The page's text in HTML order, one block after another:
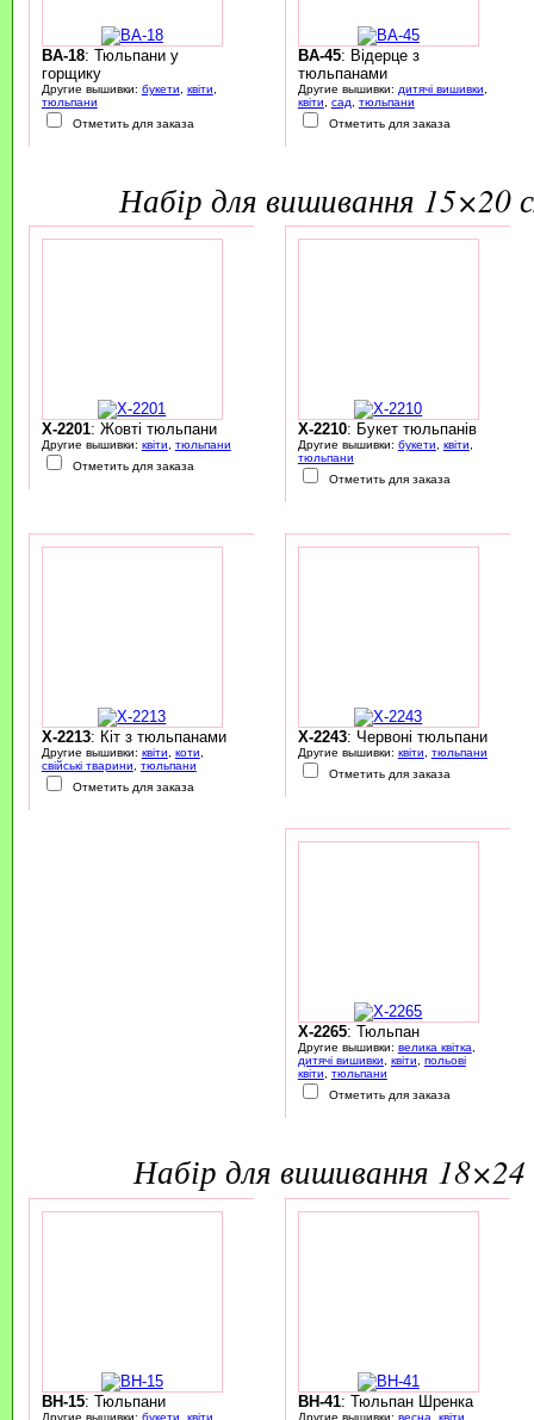
BA-18: Тюльпани у
горщику
Другие вышивки: букети квіти
тюльпани
Отметить для заказа
BA-45: Відерце з
тюльпанами
Другие вышивки: дитячі вишивки
квіти
сад
тюльпани
Отметить для заказа
набір для вишивання
X-2201: Жовті тюльпани
Другие вышивки: квіти, тюльпани
Отметить для заказа
X-2210: Букет тюльпанів
Другие вышивки: букети, квіти,
тюльпани
Отметить для заказа
X-2213: Кіт з тюльпанами
Другие вышивки: квіти, коти,
свійські тварини, тюльпани
Отметить для заказа
X-2243: Червоні тюльпани
Другие вышивки: квіти, тюльпани
Отметить для заказа
X-2265: Тюльпан
Другие вышивки: велика квітка,
дитячі вишивки, квіти, польові
квіти, тюльпани
Отметить для заказа
набір для вишивання 18×24
BH-15: Тюльпани
Другие вышивки: букети квіти
BH-41: Тюльпан Шренка
Другие вышивки: весна квіти